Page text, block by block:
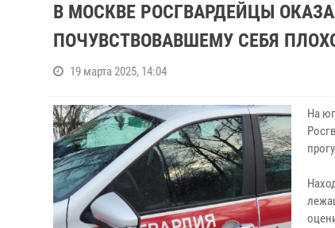
В МОСКВЕ РОСГВАРДЕЙЦЫ
ПОЧУВСТВОВАВШЕМУ СЕБЯ
19 марта 2025, 14:04
На